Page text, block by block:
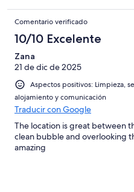
Comentario verificado
10/10 Excelente
Zana
21 de dic de 2025
Aspectos positivos: Limpieza,
alojamiento y comunicación
Traducir con Google
The location is great between
clean bubble and overlooking
amazing